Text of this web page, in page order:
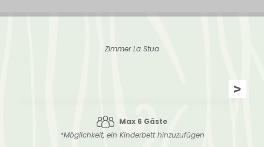
Zimmer La Stua
Max 6 Gäste
*Möglichkeit, ein Kinderbett hinzuzufügen